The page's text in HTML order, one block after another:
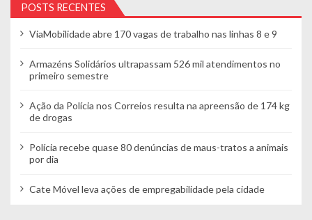
POSTS RECENTES
ViaMobilidade abre 170 vagas de trabalho nas linhas 8 e 9
Armazéns Solidários ultrapassam 526 mil atendimentos no
primeiro semestre
Ação da Polícia nos Correios resulta na apreensão de 174 kg
de drogas
Polícia recebe quase 80 denúncias de maus-tratos a animais
por dia
Cate Móvel leva ações de empregabilidade pela cidade